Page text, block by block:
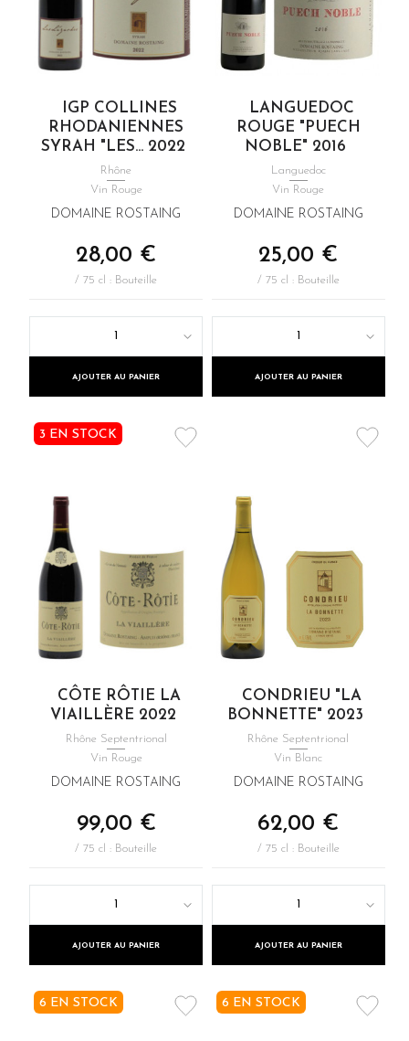
IGP COLLINES
RHODANIENNES
SYRAH "LES... 2022
Rhône
Vin Rouge
DOMAINE ROSTAING
28,00 €
/ 75 cl : Bouteille
1
AJOUTER AU PANIER
LANGUEDOC
ROUGE "PUECH
NOBLE" 2016
Languedoc
Vin Rouge
DOMAINE ROSTAING
25,00 €
/ 75 cl : Bouteille
1
AJOUTER AU PANIER
3 EN STOCK
CÔTE RÔTIE LA
VIAILLÈRE 2022
Rhône Septentrional
Vin Rouge
DOMAINE ROSTAING
99,00 €
/ 75 cl : Bouteille
1
AJOUTER AU PANIER
CONDRIEU "LA
BONNETTE" 2023
Rhône Septentrional
Vin Blanc
DOMAINE ROSTAING
62,00 €
/ 75 cl : Bouteille
1
AJOUTER AU PANIER
6 EN STOCK 6 EN STOCK